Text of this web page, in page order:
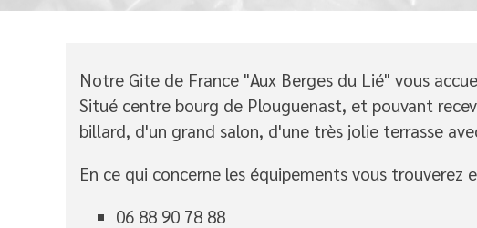
Notre Gite de France "Aux Berges du Lié" vous
Situé centre bourg de Plouguenast, et pouvant
billard, d'un grand salon, d'une très jolie terrasse
En ce qui concerne les équipements vous trouverez
06 88 90 78 88